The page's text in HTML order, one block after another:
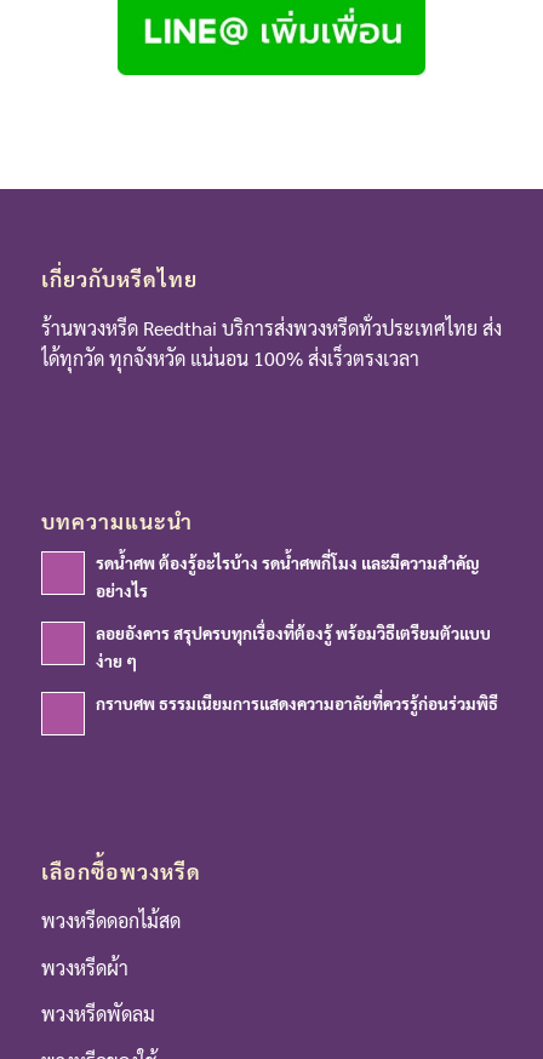
เกี่ยวกับหรีดไทย
ร้านพวงหรีด Reedthai บริการส่งพวงหรีดทั่วประเทศไทย ส่ง
ได้ทุกวัด ทุกจังหวัด แน่นอน 100% ส่งเร็วตรงเวลา
บทความแนะนำ
รดน้ำศพ ต้องรู้อะไรบ้าง รดน้ำศพกี่โมง และมีความสำคัญ
อย่างไร
ลอยอังคาร สรุปครบทุกเรื่องที่ต้องรู้ พร้อมวิธีเตรียมตัวแบบ
ง่าย ๆ
กราบศพ ธรรมเนียมการแสดงความอาลัยที่ควรรู้ก่อนร่วมพิธี
เลือกซื้อพวงหรีด
พวงหรีดดอกไม้สด
พวงหรีดผ้า
พวงหรีดพัดลม